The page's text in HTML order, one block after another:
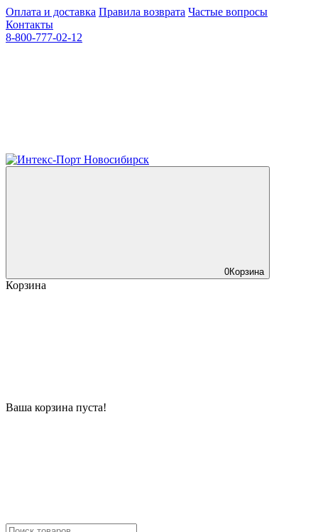
Оплата и доставка Правила возврата Частые вопросы
Контакты
8-800-777-02-12
0Корзина
Корзина
Ваша корзина пуста!